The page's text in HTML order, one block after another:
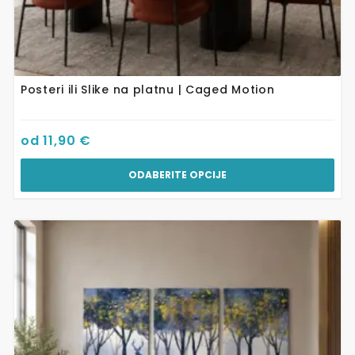
Posteri ili Slike na platnu | Caged Motion
od11,90 €
ODABERITE OPCIJE
Ovaj
više
Opcije
se
mogu